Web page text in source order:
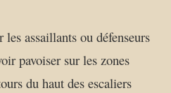
assaillants ou défenseurs
pavoiser sur les zones
du haut des escaliers